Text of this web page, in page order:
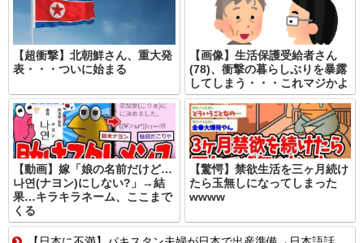
【超衝撃】北朝鮮さん、重大発
表・・・ついに始まる
【画像】生活保護受給者さん
(78)、衝撃の暮らしぶりを暴露
してしまう・・・これマジかよ
【動画】嫁「娘の名前だけど…
나연(ナヨン)にしない?」→結
果…キラキラネーム、ここまで
くる
【驚愕】禁欲生活を三ヶ月続け
たら玉無しになってしまった
wwww